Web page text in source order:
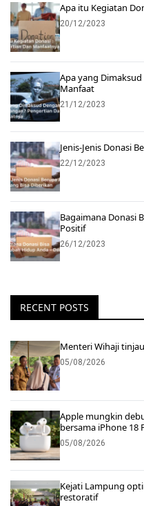
Apa itu Kegiatan
20/12/2023
Apa yang
Manfaat
21/12/2023
Jenis-Jenis Donasi
22/12/2023
Bagaimana Donasi
Positif
26/12/2023
RECENT POSTS
Menteri Wihaji
05/08/2026
Apple mungkin
bersama iPhone 18
05/08/2026
Kejati Lampung
restoratif